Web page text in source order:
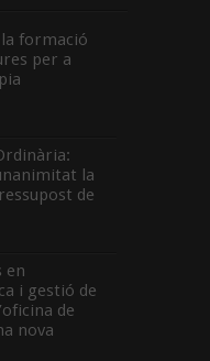
formació
per a
la
de
en
i gestió de
de
nova